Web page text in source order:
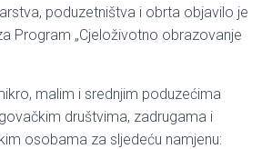
poduzetništva i obrta objavilo je
Program „Cjeloživotno obrazovanje
malim i srednjim poduzećima
društvima, zadrugama i
osobama za sljedeću namjenu: